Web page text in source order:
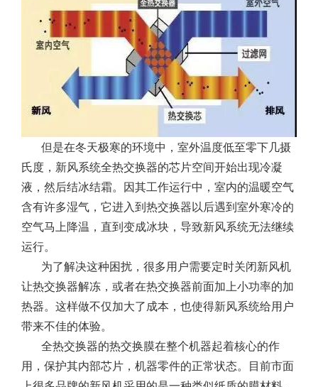
但是在冬天极寒的环境中，室外温度低至零下几摄
氏度，新风系统全热交换器的芯片空间开始出现冷凝
液，然后结冰结霜。因其工作运行中，室内的温暖空气
含有许多湿气，它进入到热交换器以后遇到室外寒冷的
空气马上降温，直到变成冰块，导致新风系统无法继续
运行。
为了解决这种困扰，很多用户需要定时关闭新风机
让热交换器解冻，或者在热交换器前面加上小功率的加
热器。这样做不仅加大了成本，也使得新风系统给用户
带来不佳的体验。
全热交换器的热交换膜在整个机器起着核心的作
用，保护其内部芯片，机器零件的正常状态。目前市面